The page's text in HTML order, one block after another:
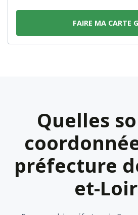
FAIRE MA CARTE
Quelles
préfecture
et-